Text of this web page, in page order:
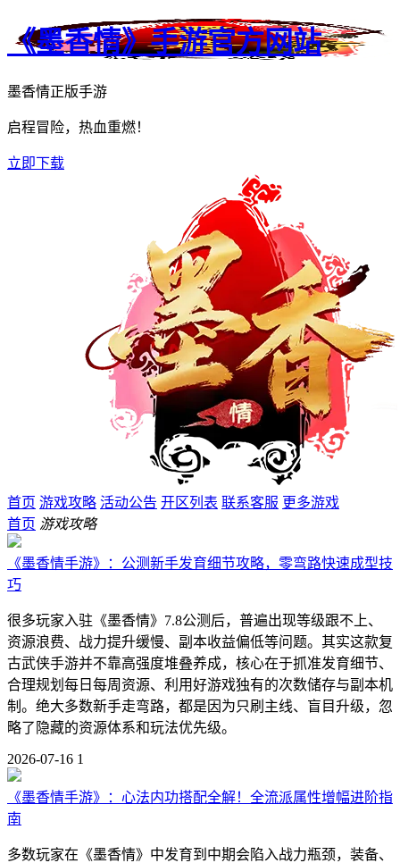
《墨香情》手游官方网站
墨香情正版手游
启程冒险，热血重燃！
立即下载
首页 游戏攻略 活动公告 开区列表 联系客服 更多游戏
首页 游戏攻略
《墨香情手游》：公测新手发育细节攻略，零弯路快速成型技
巧
很多玩家入驻《墨香情》7.8公测后，普遍出现等级跟不上、
资源浪费、战力提升缓慢、副本收益偏低等问题。其实这款复
古武侠手游并不靠高强度堆叠养成，核心在于抓准发育细节、
合理规划每日每周资源、利用好游戏独有的次数储存与副本机
制。绝大多数新手走弯路，都是因为只刷主线、盲目升级，忽
略了隐藏的资源体系和玩法优先级。
2026-07-16 1
《墨香情手游》：心法内功搭配全解！全流派属性增幅进阶指
南
多数玩家在《墨香情》中发育到中期会陷入战力瓶颈，装备、